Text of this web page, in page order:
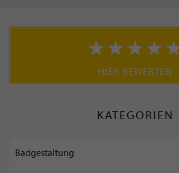
HIER BEWERTEN
KATEGORIEN
Badgestaltung